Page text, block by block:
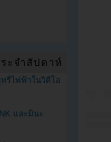
ะจำสัปดาห์
รี่ไฟฟ้าในวิดีโอ
และมินะ